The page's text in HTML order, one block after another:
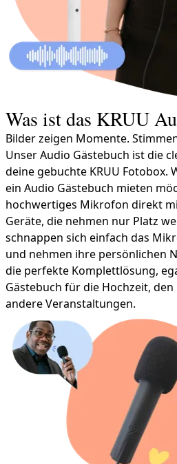
Was ist das KRUU
Bilder zeigen Momente.
Unser Audio Gästebuch ist die
deine gebuchte KRUU Fotobox.
ein Audio Gästebuch mieten
hochwertiges Mikrofon direkt
Geräte, die nehmen nur Platz
schnappen sich einfach das
und nehmen ihre persönlichen
die perfekte Komplettlösung,
Gästebuch für die Hochzeit,
andere Veranstaltungen.